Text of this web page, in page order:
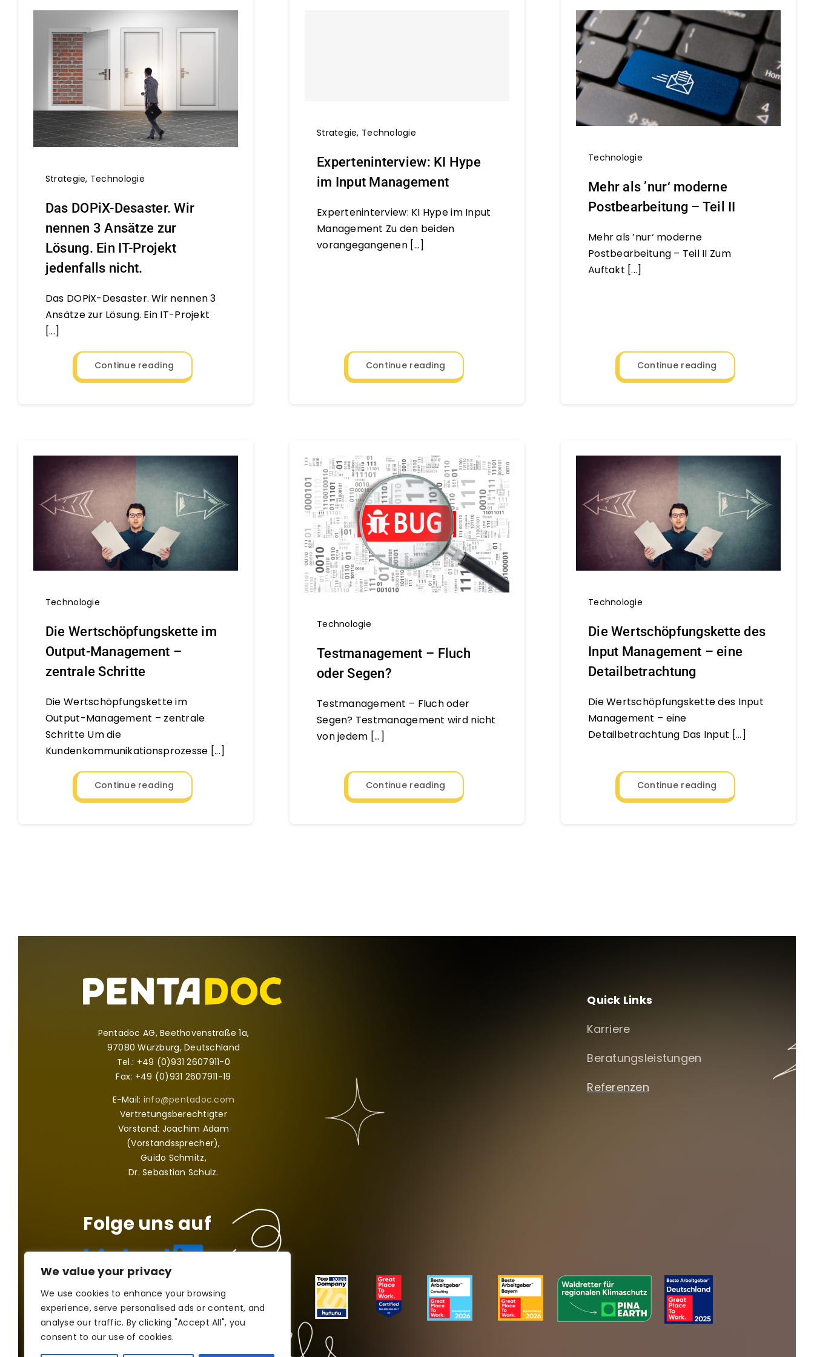
We value your privacy
We use cookies to enhance your browsing
experience, serve personalised ads or content, and
analyse our traffic. By clicking "Accept All", you
consent to our use of cookies.
Strategie, Technologie
Das DOPiX-Desaster. Wir
nennen 3 Ansätze zur
Lösung. Ein IT-Projekt
jedenfalls nicht.
Das DOPiX-Desaster. Wir nennen 3
Ansätze zur Lösung. Ein IT-Projekt
[...]
Continue reading
Strategie, Technologie
Experteninterview: KI Hype
im Input Management
Experteninterview: KI Hype im Input
Management Zu den beiden
vorangegangenen [...]
Continue reading
Technologie
Mehr als ’nur‘ moderne
Postbearbeitung – Teil II
Mehr als ’nur‘ moderne
Postbearbeitung – Teil II Zum
Auftakt [...]
Continue reading
Technologie
Die Wertschöpfungskette im
Output-Management –
zentrale Schritte
Die Wertschöpfungskette im
Output-Management – zentrale
Schritte Um die
Kundenkommunikationsprozesse [...]
Continue reading
Technologie
Testmanagement – Fluch
oder Segen?
Testmanagement – Fluch oder
Segen? Testmanagement wird nicht
von jedem [...]
Continue reading
Technologie
Die Wertschöpfungskette des
Input Management – eine
Detailbetrachtung
Die Wertschöpfungskette des Input
Management – eine
Detailbetrachtung Das Input [...]
Continue reading
Pentadoc AG, Beethovenstraße 1a,
97080 Würzburg, Deutschland
Tel.: +49 (0)931 2607911-0
Fax: +49 (0)931 2607911-19
E-Mail: info@pentadoc.com
Vertretungsberechtigter
Vorstand: Joachim Adam
(Vorstandssprecher),
Guido Schmitz,
Dr. Sebastian Schulz.
Folge uns auf
Quick Links
Karriere
Beratungsleistungen
Referenzen
Datenschutz
© Copyright 2012 - 2026 | Pentadoc AG | All Rights